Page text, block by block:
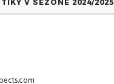
V SEZÓNĚ 2024/2025